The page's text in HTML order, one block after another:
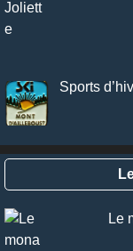
Sports
Le